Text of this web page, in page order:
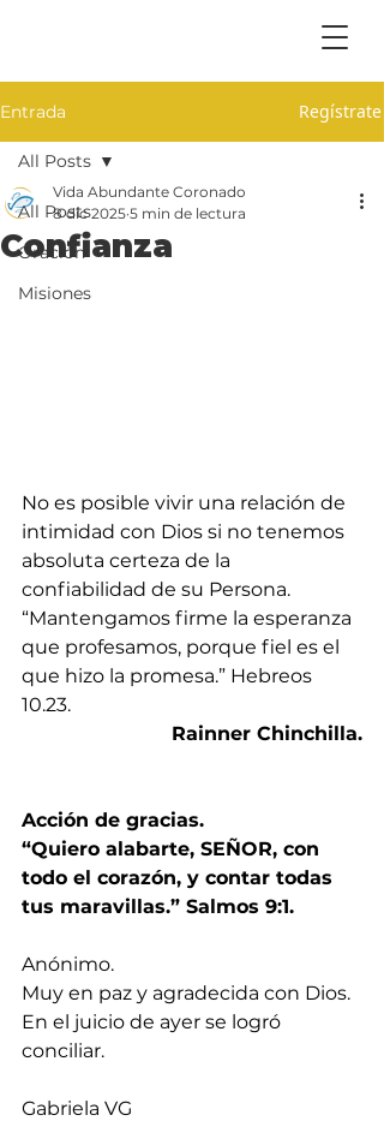
Entrada Regístrate
All Posts
Oración
Misiones
All Posts
Confianza
Vida Abundante Coronado
8 dic 2025 5 min de lectura
No es posible vivir una relación de
intimidad con Dios si no tenemos
absoluta certeza de la
confiabilidad de su Persona.
“Mantengamos firme la esperanza
que profesamos, porque fiel es el
que hizo la promesa.” Hebreos
10.23.
Rainner Chinchilla.
Acción de gracias.
“Quiero alabarte, SEÑOR, con
todo el corazón, y contar todas
tus maravillas.” Salmos 9:1.
Anónimo.
Muy en paz y agradecida con Dios.
En el juicio de ayer se logró
conciliar.
Gabriela VG